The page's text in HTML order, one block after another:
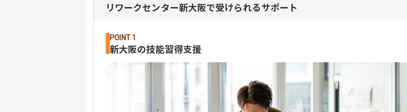
リワークセンター新大阪で受けられるサポート
POINT 1
新大阪の技能習得支援